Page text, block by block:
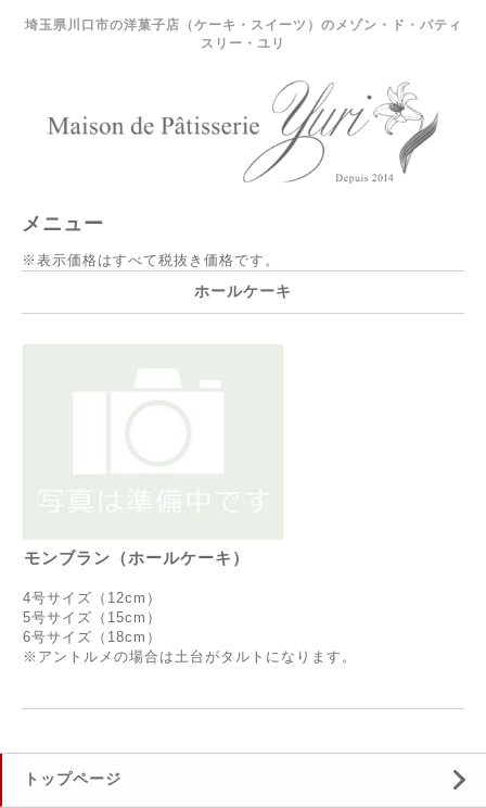
埼玉県川口市の洋菓子店（ケーキ・スイーツ）のメゾン・ド・パティ
スリー・ユリ
メニュー
※表示価格はすべて税抜き価格です。
ホールケーキ
モンブラン（ホールケーキ）
4号サイズ（12cm）
5号サイズ（15cm）
6号サイズ（18cm）
※アントルメの場合は土台がタルトになります。
トップページ